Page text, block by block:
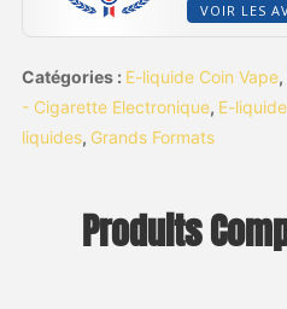
VOIR LES
Catégories : E-liquide Coin Vape,
- Cigarette Electronique, E-
liquides, Grands Formats
Produits